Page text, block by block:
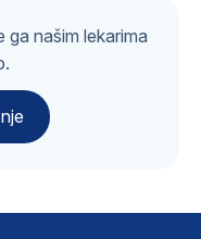
našim lekarima